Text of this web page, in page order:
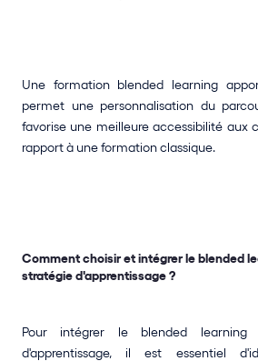
Une formation blended learning
permet une personnalisation du
favorise une meilleure accessibilité aux
rapport à une formation classique.
Comment choisir et intégrer le blended
stratégie d'apprentissage ?
Pour intégrer le blended learning
d'apprentissage, il est essentiel